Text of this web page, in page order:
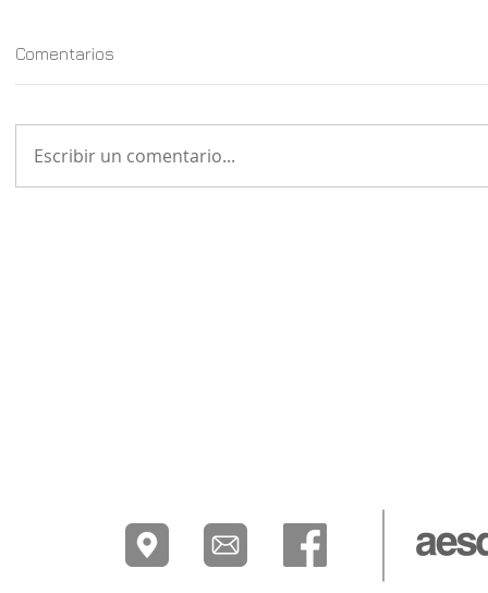
Comentarios
Escribir un comentario...